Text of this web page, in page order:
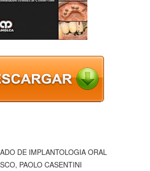
DE IMPLANTOLOGIA ORAL
PAOLO CASENTINI